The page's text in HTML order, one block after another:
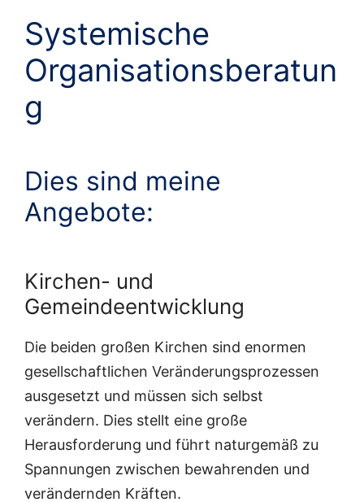
Systemische
Organisationsberatun
g
Dies sind meine
Angebote:
Kirchen- und
Gemeindeentwicklung
Die beiden großen Kirchen sind enormen
gesellschaftlichen Veränderungsprozessen
ausgesetzt und müssen sich selbst
verändern. Dies stellt eine große
Herausforderung und führt naturgemäß zu
Spannungen zwischen bewahrenden und
verändernden Kräften.